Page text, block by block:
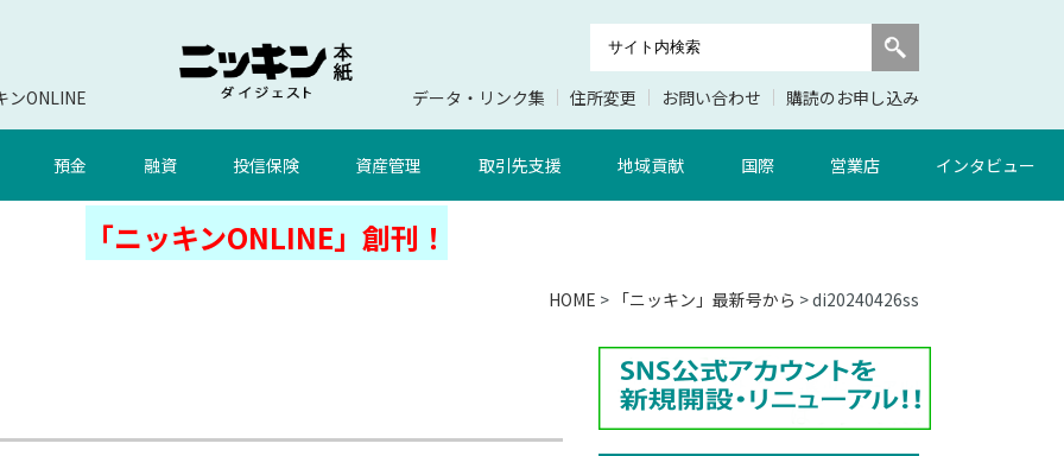
ンONLINE データ・リンク集 住所変更 お問い合わせ 購読のお申し込み
預金 融資 投信保険 資産管理 取引先支援 地域貢献 国際 営業店 インタビュー
「ニッキンONLINE」創刊！
HOME > 「ニッキン」最新号から > di20240426ss